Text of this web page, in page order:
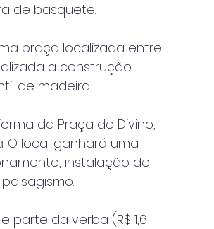
de basquete.
praça localizada entre
a construção
de madeira.
da Praça do Divino,
O local ganhará uma
instalação de
parte da verba (R$ 1,6